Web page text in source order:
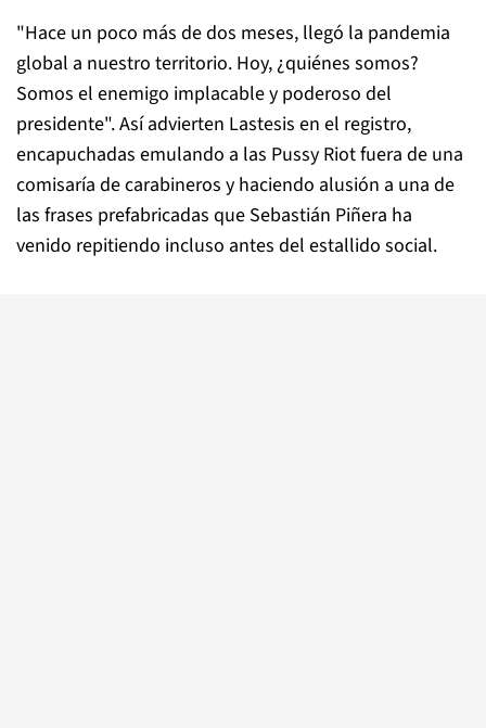
"Hace un poco más de dos meses, llegó la pandemia
global a nuestro territorio. Hoy, ¿quiénes somos?
Somos el enemigo implacable y poderoso del
presidente". Así advierten Lastesis en el registro,
encapuchadas emulando a las Pussy Riot fuera de una
comisaría de carabineros y haciendo alusión a una de
las frases prefabricadas que Sebastián Piñera ha
venido repitiendo incluso antes del estallido social.